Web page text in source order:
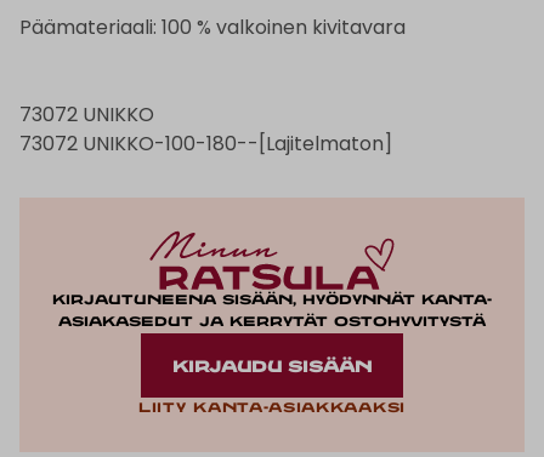
Päämateriaali: 100 % valkoinen kivitavara
73072 UNIKKO
73072 UNIKKO-100-180--[Lajitelmaton]
Kirjautuneena sisään, hyödynnät kanta-
asiakasedut ja kerrytät ostohyvitystä
KIRJAUDU SISÄÄN
Liity kanta-asiakkaaksi